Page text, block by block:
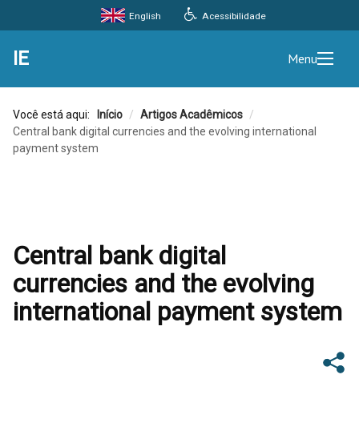
Acessibilidade
English
IE Menu
Você está aqui: Início / Artigos Acadêmicos /
Central bank digital currencies and the evolving international
payment system
Central bank digital
currencies and the evolving
international payment system